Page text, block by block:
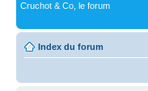
Cruchot & Co, le forum
Index du forum